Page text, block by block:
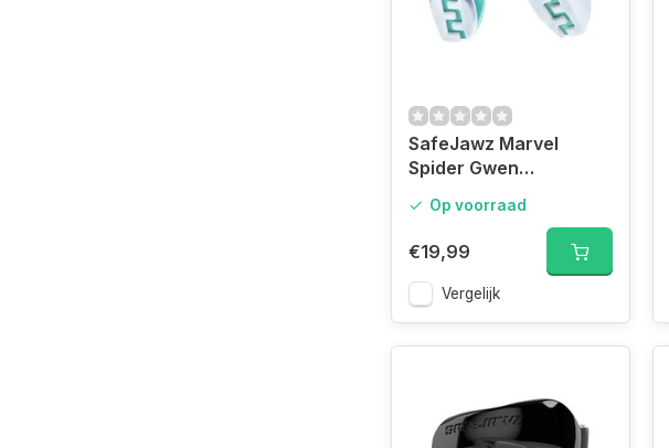
SafeJawz Marvel
Spider Gwen
Op voorraad
€19,99
Vergelijk